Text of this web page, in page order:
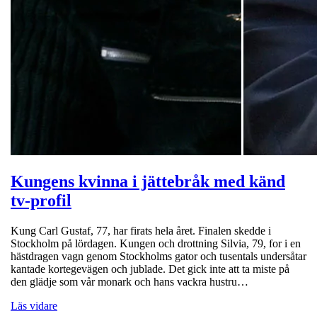
Kungens kvinna i jättebråk med känd
tv-profil
Kung Carl Gustaf, 77, har firats hela året. Finalen skedde i
Stockholm på lördagen. Kungen och drottning Silvia, 79, for i en
hästdragen vagn genom Stockholms gator och tusentals undersåtar
kantade kortegevägen och jublade. Det gick inte att ta miste på
den glädje som vår monark och hans vackra hustru…
Läs vidare